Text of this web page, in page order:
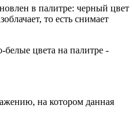
в палитре: черный цвет
то есть снимает
белые цвета на палитре -
на котором данная